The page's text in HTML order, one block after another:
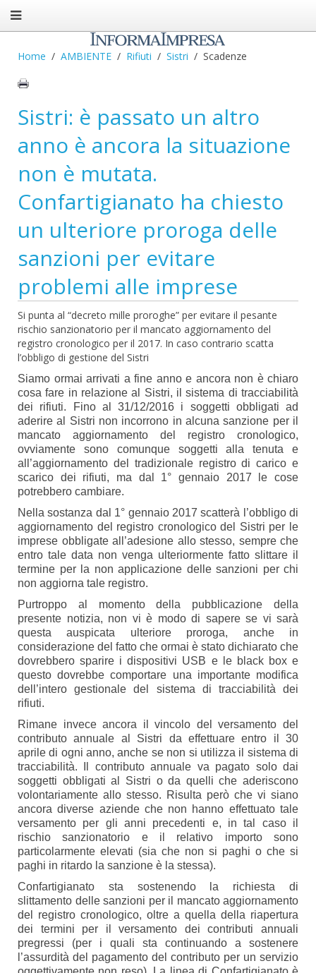
Home AMBIENTE Rifiuti Sistri Scadenze
Sistri: è passato un altro
anno è ancora la situazione
non è mutata.
Confartigianato ha chiesto
un ulteriore proroga delle
sanzioni per evitare
problemi alle imprese
Si punta al “decreto mille proroghe” per evitare il pesante
rischio sanzionatorio per il mancato aggiornamento del
registro cronologico per il 2017. In caso contrario scatta
l’obbligo di gestione del Sistri
Siamo ormai arrivati a fine anno e ancora non è chiaro
cosa fare in relazione al Sistri, il sistema di tracciabilità
dei rifiuti. Fino al 31/12/2016 i soggetti obbligati ad
aderire al Sistri non incorrono in alcuna sanzione per il
mancato aggiornamento del registro cronologico,
ovviamente sono comunque soggetti alla tenuta e
all’aggiornamento del tradizionale registro di carico e
scarico dei rifiuti, ma dal 1° gennaio 2017 le cose
potrebbero cambiare.
Nella sostanza dal 1° gennaio 2017 scatterà l’obbligo di
aggiornamento del registro cronologico del Sistri per le
imprese obbligate all’adesione allo stesso, sempre che
entro tale data non venga ulteriormente fatto slittare il
termine per la non applicazione delle sanzioni per chi
non aggiorna tale registro.
Purtroppo al momento della pubblicazione della
presente notizia, non vi è modo di sapere se vi sarà
questa auspicata ulteriore proroga, anche in
considerazione del fatto che ormai è stato dichiarato che
dovrebbero sparire i dispositivi USB e le black box e
questo dovrebbe comportare una importante modifica
dell’intero gestionale del sistema di tracciabilità dei
rifiuti.
Rimane invece ancora il vincolo del versamento del
contributo annuale al Sistri da effettuare entro il 30
aprile di ogni anno, anche se non si utilizza il sistema di
tracciabilità. Il contributo annuale va pagato solo dai
soggetti obbligati al Sistri o da quelli che aderiscono
volontariamente allo stesso. Risulta però che vi siano
ancora diverse aziende che non hanno effettuato tale
versamento per gli anni precedenti e, in tal caso il
rischio sanzionatorio e il relativo importo sono
particolarmente elevati (sia che non si paghi o che si
paghi in ritardo la sanzione è la stessa).
Confartigianato sta sostenendo la richiesta di
slittamento delle sanzioni per il mancato aggiornamento
del registro cronologico, oltre a quella della riapertura
dei termini per il versamento dei contributi annuali
pregressi (per i quali sta continuando a sostenere
l’assurdità del pagamento del contributo per un servizio